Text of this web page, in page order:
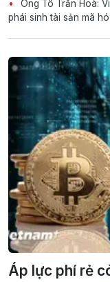
Ông Tô Trần Hoà:
phái sinh tài sản mã
Áp lực phí rẻ